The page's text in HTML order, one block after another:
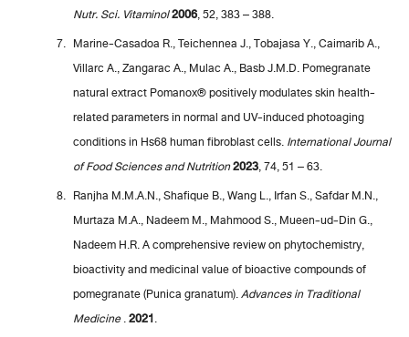
Nutr. Sci. Vitaminol2006, 52, 383 – 388.
Marine-Casadoa R., Teichennea J., Tobajasa Y., Caimarib A.,
Villarc A., Zangarac A., Mulac A., Basb J.M.D. Pomegranate
natural extract Pomanox® positively modulates skin health-
related parameters in normal and UV-induced photoaging
conditions in Hs68 human fibroblast cells. International Journal
of Food Sciences and Nutrition2023, 74, 51 – 63.
Ranjha M.M.A.N., Shafique B., Wang L., Irfan S., Safdar M.N.,
Murtaza M.A., Nadeem M., Mahmood S., Mueen‑ud‑Din G.,
Nadeem H.R. A comprehensive review on phytochemistry,
bioactivity and medicinal value of bioactive compounds of
pomegranate (Punica granatum).Advances in Traditional
Medicine.2021.